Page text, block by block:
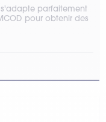
s'adapte parfaitement
pour obtenir des